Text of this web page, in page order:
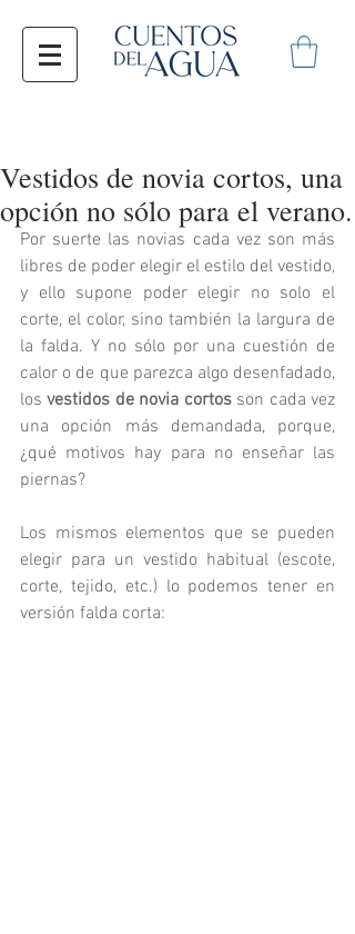
Vestidos de novia cortos, una
opción no sólo para el verano.
Por suerte las novias cada vez son más
libres de poder elegir el estilo del vestido,
y ello supone poder elegir no solo el
corte, el color, sino también la largura de
la falda. Y no sólo por una cuestión de
calor o de que parezca algo desenfadado,
los vestidos de novia cortos son cada vez
una opción más demandada, porque,
¿qué motivos hay para no enseñar las
piernas?
Los mismos elementos que se pueden
elegir para un vestido habitual (escote,
corte, tejido, etc.) lo podemos tener en
versión falda corta: